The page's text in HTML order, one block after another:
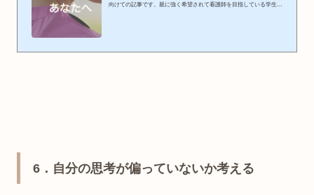
向けての記事です。親に強く希望されて看護師を目指している学生さ
今仕事をしている中での「辛いこと・苦しいこと」も成長の一つとし
6 ．自分の思考が偏っていないか考える